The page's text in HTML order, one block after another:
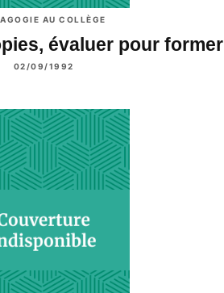
AU COLLÈGE
évaluer pour former
02/09/1992